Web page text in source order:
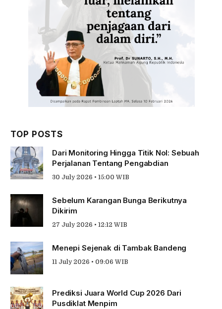
TOP POSTS
Dari Monitoring Hingga Titik Nol: Sebuah
Perjalanan Tentang Pengabdian
30 July 2026 • 15:00 WIB
Sebelum Karangan Bunga Berikutnya
Dikirim
27 July 2026 • 12:12 WIB
Menepi Sejenak di Tambak Bandeng
11 July 2026 • 09:06 WIB
Prediksi Juara World Cup 2026 Dari
Pusdiklat Menpim